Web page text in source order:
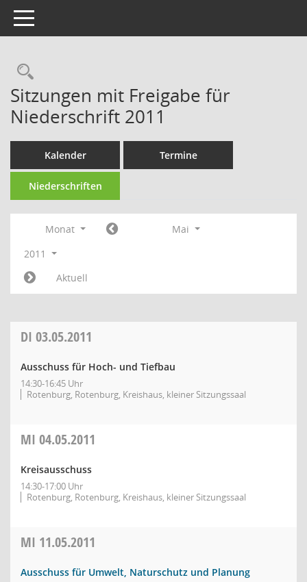
Toggle navigation
Rechercheauswahl
Sitzungen mit Freigabe für
Niederschrift 2011
Kalender Termine
Niederschriften
Monat
Mai
2011
Aktuell
DI 03.05.2011
Ausschuss für Hoch- und Tiefbau
14:30-16:45 Uhr
Rotenburg, Rotenburg, Kreishaus, kleiner Sitzungssaal
MI 04.05.2011
Kreisausschuss
14:30-17:00 Uhr
Rotenburg, Rotenburg, Kreishaus, kleiner Sitzungssaal
MI 11.05.2011
Ausschuss für Umwelt, Naturschutz und Planung